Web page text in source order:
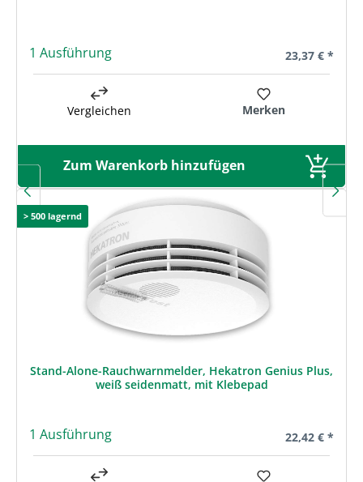
1 Ausführung Regulärer
23,37 € *
Vergleichen Merken
Zum Warenkorb hinzufügen
> 500 lagernd
Stand-Alone-Rauchwarnmelder, Hekatron Genius Plus,
weiß seidenmatt, mit Klebepad
1 Ausführung Regulärer
22,42 € *